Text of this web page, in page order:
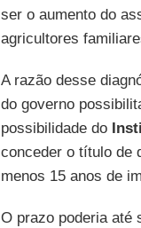
ser o aumento do
agricultores
A razão desse
do governo
possibilidade do
conceder o título de
menos 15 anos de
O prazo poderia até